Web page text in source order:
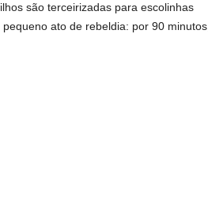
são terceirizadas para escolinhas
ato de rebeldia: por 90 minutos,